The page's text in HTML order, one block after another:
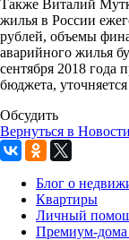
Также Виталий
жилья в России
рублей, объемы
аварийного жилья
сентября 2018 года
бюджета,
Обсудить
Вернуться в Новости
Блог о
Квартиры
Личный
Премиум-дома